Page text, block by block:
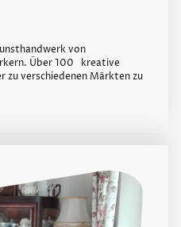
von
Über 100 kreative
zu verschiedenen Märkten zu